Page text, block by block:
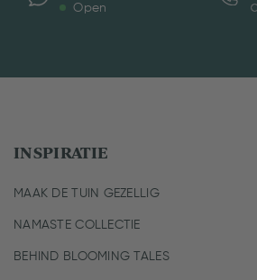
Open
INSPIRATIE
MAAK DE TUIN GEZELLIG
NAMASTE COLLECTIE
BEHIND BLOOMING TALES